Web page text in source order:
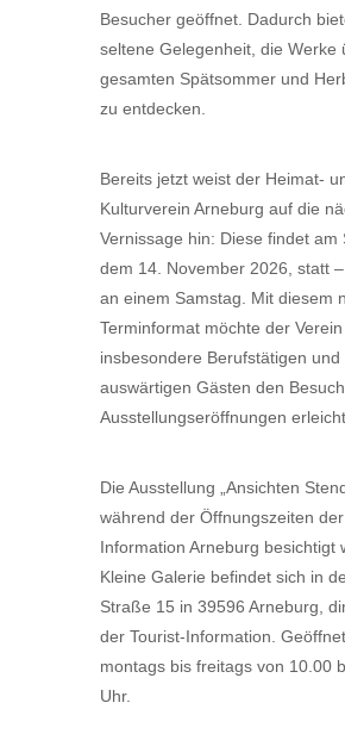
Besucher geöffnet. Dadurch
seltene Gelegenheit, die Werke
gesamten Spätsommer und
zu entdecken.
Bereits jetzt weist der Heimat-
Kulturverein Arneburg auf die
Vernissage hin: Diese findet am
dem 14. November 2026, statt
an einem Samstag. Mit diesem
Terminformat möchte der Verein
insbesondere Berufstätigen und
auswärtigen Gästen den
Ausstellungseröffnungen
Die Ausstellung „Ansichten
während der Öffnungszeiten
Information Arneburg besichtigt
Kleine Galerie befindet sich in
Straße 15 in 39596 Arneburg,
der Tourist-Information.
montags bis freitags von 10.00
Uhr.